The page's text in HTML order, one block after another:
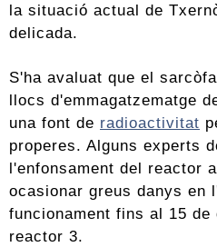
la situació actual de
delicada.
S'ha avaluat que el
llocs d'emmagatzematge
una font de radioactivitat
properes. Alguns experts
l'enfonsament del reactor
ocasionar greus danys en
funcionament fins al 15 de
reactor 3.